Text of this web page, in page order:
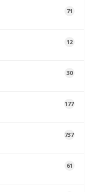
71
12
30
177
737
61